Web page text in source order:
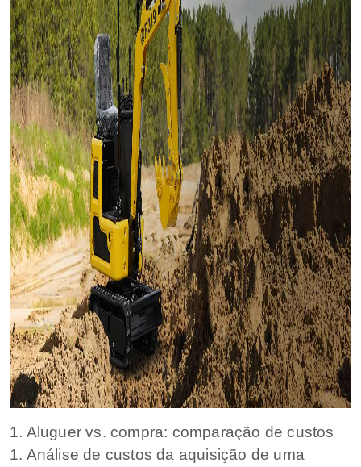
1. Aluguer vs. compra: comparação de custos
1. Análise de custos da aquisição de uma